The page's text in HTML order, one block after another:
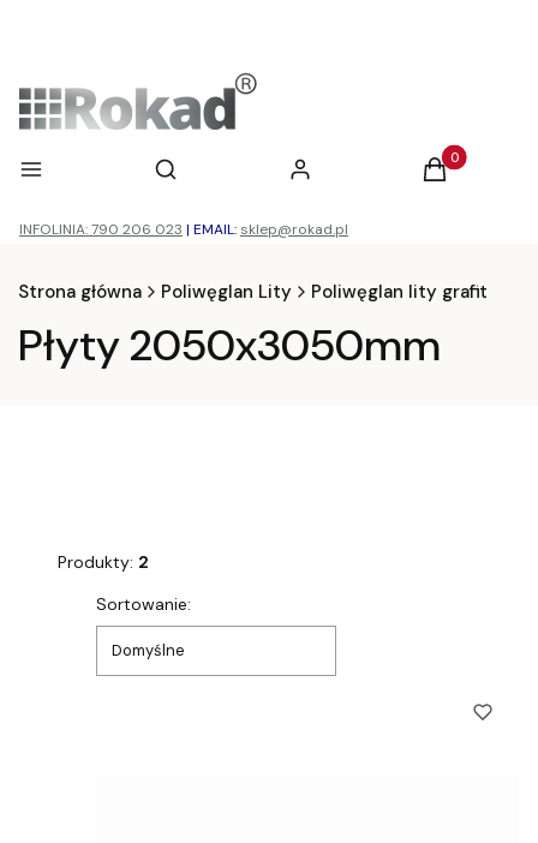
Menu Otwórz wyszukiwarkę
Szukaj Zaloguj się Produkty w
Koszyk
INFOLINIA: 790 206 023 | EMAIL: sklep@rokad.pl
Strona główna Poliwęglan Lity Poliwęglan lity grafit
Płyty 2050x3050mm
Produkty: 2
Lista produktów
Sortowanie:
Domyślne